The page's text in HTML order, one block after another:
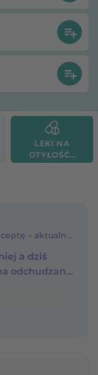
LEKI NA
OTYŁOŚĆ I
NADWAGĘ
Leki na otyłość i nadwagę na receptę – aktualna lista (2026)
a dziś
Zastrzyki, kapsułki i tabletki na odchudzanie – rodzaje i działanie